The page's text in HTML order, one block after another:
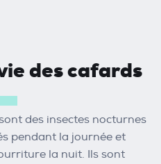
des cafards
des insectes nocturnes
pendant la journée et
la nuit. Ils sont